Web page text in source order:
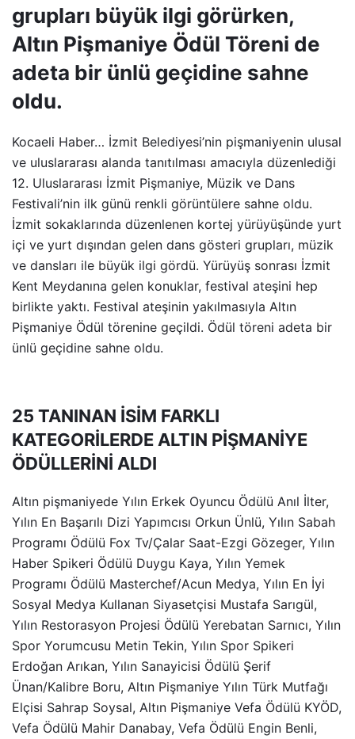
grupları büyük ilgi görürken,
Altın Pişmaniye Ödül Töreni de
adeta bir ünlü geçidine sahne
oldu.
Kocaeli Haber… İzmit Belediyesi’nin pişmaniyenin ulusal
ve uluslararası alanda tanıtılması amacıyla düzenlediği
12. Uluslararası İzmit Pişmaniye, Müzik ve Dans
Festivali’nin ilk günü renkli görüntülere sahne oldu.
İzmit sokaklarında düzenlenen kortej yürüyüşünde yurt
içi ve yurt dışından gelen dans gösteri grupları, müzik
ve dansları ile büyük ilgi gördü. Yürüyüş sonrası İzmit
Kent Meydanına gelen konuklar, festival ateşini hep
birlikte yaktı. Festival ateşinin yakılmasıyla Altın
Pişmaniye Ödül törenine geçildi. Ödül töreni adeta bir
ünlü geçidine sahne oldu.
25 TANINAN İSİM FARKLI
KATEGORİLERDE ALTIN PİŞMANİYE
ÖDÜLLERİNİ ALDI
Altın pişmaniyede Yılın Erkek Oyuncu Ödülü Anıl İlter,
Yılın En Başarılı Dizi Yapımcısı Orkun Ünlü, Yılın Sabah
Programı Ödülü Fox Tv/Çalar Saat-Ezgi Gözeger, Yılın
Haber Spikeri Ödülü Duygu Kaya, Yılın Yemek
Programı Ödülü Masterchef/Acun Medya, Yılın En İyi
Sosyal Medya Kullanan Siyasetçisi Mustafa Sarıgül,
Yılın Restorasyon Projesi Ödülü Yerebatan Sarnıcı, Yılın
Spor Yorumcusu Metin Tekin, Yılın Spor Spikeri
Erdoğan Arıkan, Yılın Sanayicisi Ödülü Şerif
Ünan/Kalibre Boru, Altın Pişmaniye Yılın Türk Mutfağı
Elçisi Sahrap Soysal, Altın Pişmaniye Vefa Ödülü KYÖD,
Vefa Ödülü Mahir Danabay, Vefa Ödülü Engin Benli,